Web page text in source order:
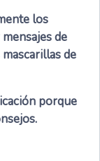
los
de
de
porque